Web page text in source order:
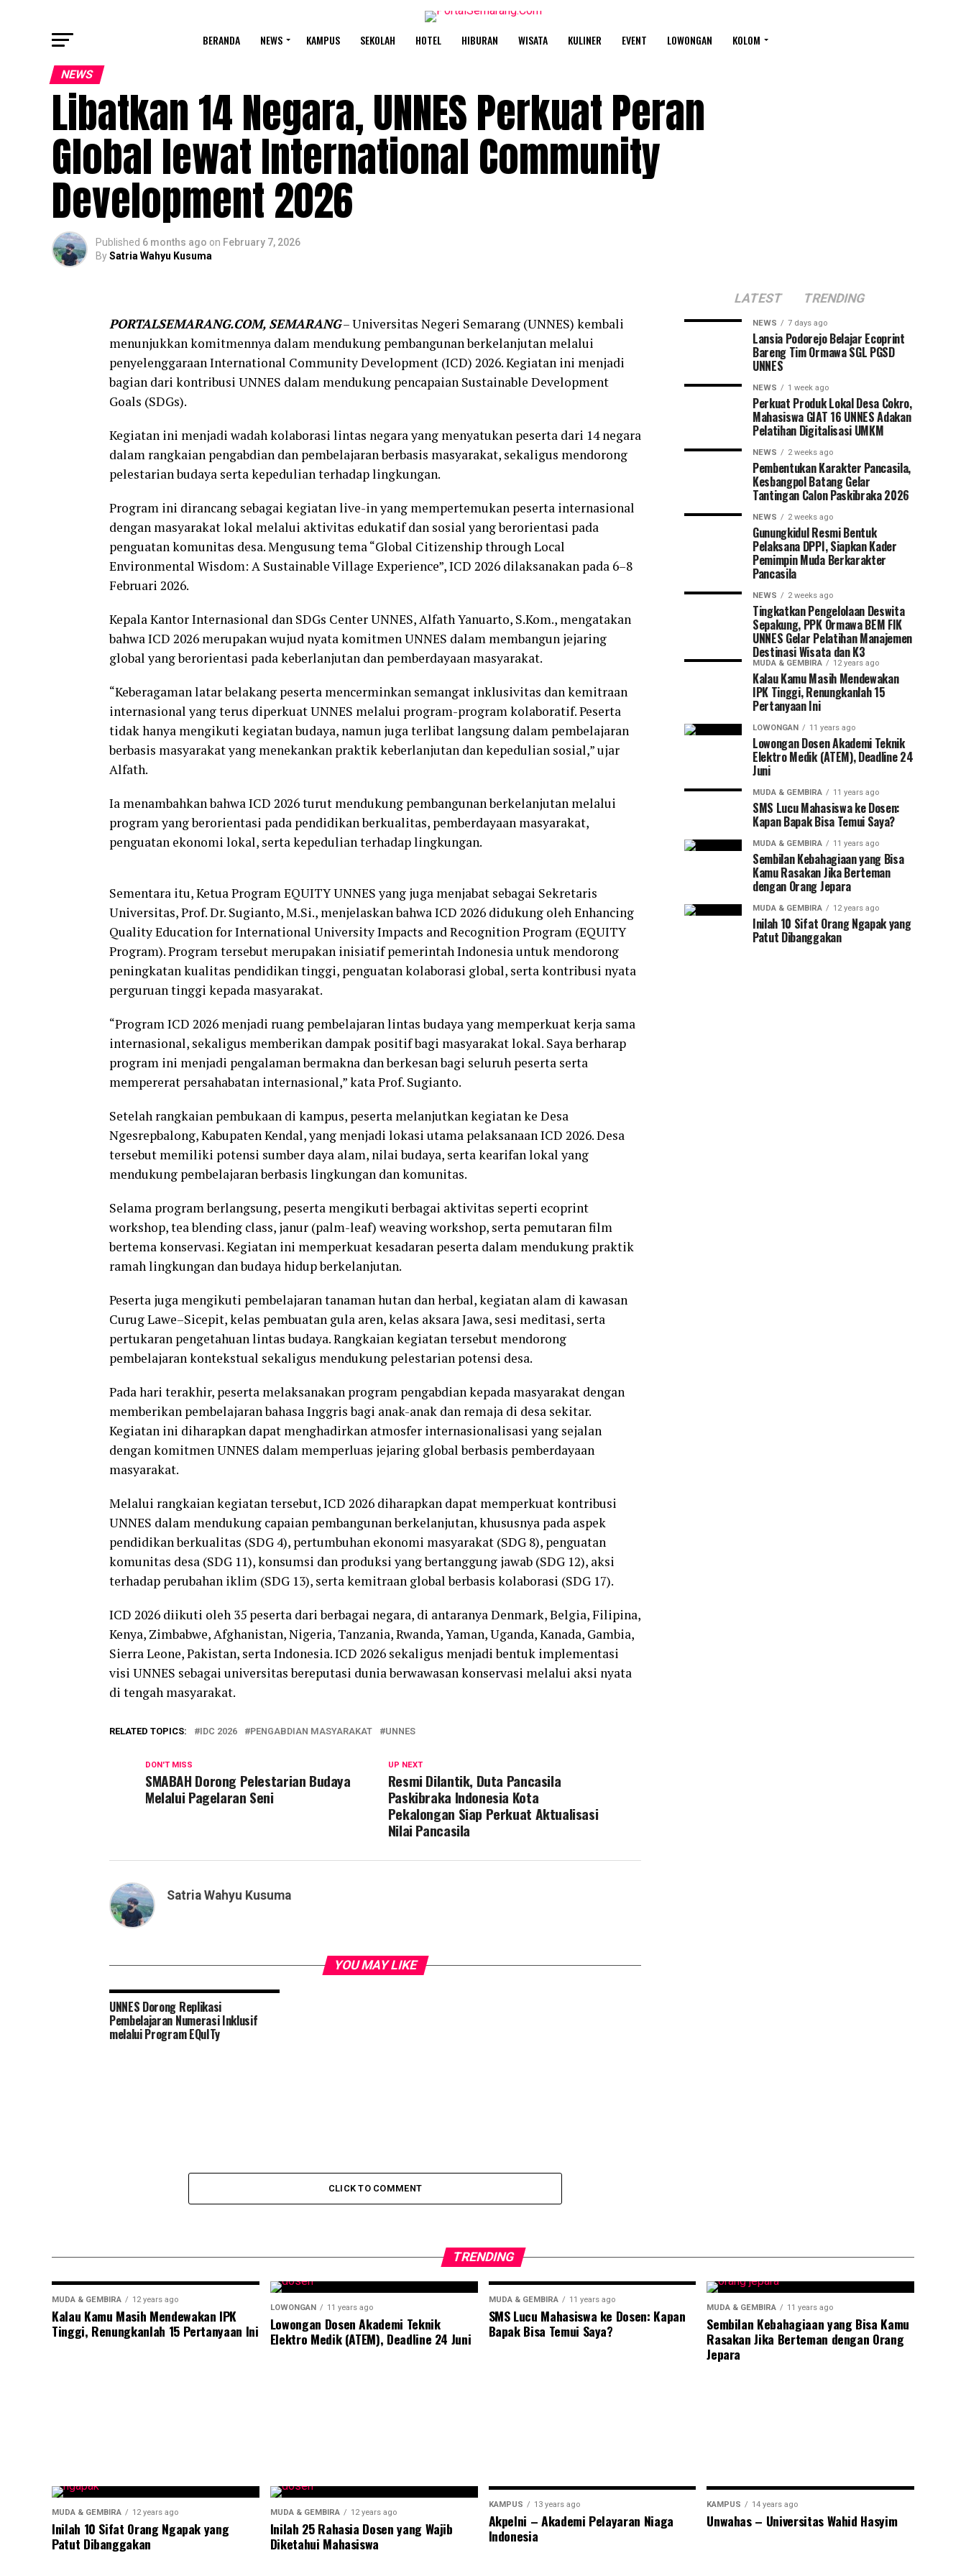
BERANDA NEWS KAMPUS SEKOLAH HOTEL HIBURAN WISATA KULINER EVENT LOWONGAN KOLOM
NEWS
Libatkan 14 Negara, UNNES Perkuat Peran
Global lewat International Community
Development 2026
Published 6 months ago on February 7, 2026
BySatria Wahyu Kusuma
PORTALSEMARANG.COM, SEMARANG– Universitas Negeri Semarang (UNNES) kembali
menunjukkan komitmennya dalam mendukung pembangunan berkelanjutan melalui
penyelenggaraan International Community Development (ICD) 2026. Kegiatan ini menjadi
bagian dari kontribusi UNNES dalam mendukung pencapaian Sustainable Development
Goals (SDGs).
Kegiatan ini menjadi wadah kolaborasi lintas negara yang menyatukan peserta dari 14 negara
dalam rangkaian pengabdian dan pembelajaran berbasis masyarakat, sekaligus mendorong
pelestarian budaya serta kepedulian terhadap lingkungan.
Program ini dirancang sebagai kegiatan live-in yang mempertemukan peserta internasional
dengan masyarakat lokal melalui aktivitas edukatif dan sosial yang berorientasi pada
penguatan komunitas desa. Mengusung tema “Global Citizenship through Local
Environmental Wisdom: A Sustainable Village Experience”, ICD 2026 dilaksanakan pada 6–8
Februari 2026.
Kepala Kantor Internasional dan SDGs Center UNNES, Alfath Yanuarto, S.Kom., mengatakan
bahwa ICD 2026 merupakan wujud nyata komitmen UNNES dalam membangun jejaring
global yang berorientasi pada keberlanjutan dan pemberdayaan masyarakat.
“Keberagaman latar belakang peserta mencerminkan semangat inklusivitas dan kemitraan
internasional yang terus diperkuat UNNES melalui program-program kolaboratif. Peserta
tidak hanya mengikuti kegiatan budaya, namun juga terlibat langsung dalam pembelajaran
berbasis masyarakat yang menekankan praktik keberlanjutan dan kepedulian sosial,” ujar
Alfath.
Ia menambahkan bahwa ICD 2026 turut mendukung pembangunan berkelanjutan melalui
program yang berorientasi pada pendidikan berkualitas, pemberdayaan masyarakat,
penguatan ekonomi lokal, serta kepedulian terhadap lingkungan.
Sementara itu, Ketua Program EQUITY UNNES yang juga menjabat sebagai Sekretaris
Universitas, Prof. Dr. Sugianto, M.Si., menjelaskan bahwa ICD 2026 didukung oleh Enhancing
Quality Education for International University Impacts and Recognition Program (EQUITY
Program). Program tersebut merupakan inisiatif pemerintah Indonesia untuk mendorong
peningkatan kualitas pendidikan tinggi, penguatan kolaborasi global, serta kontribusi nyata
perguruan tinggi kepada masyarakat.
“Program ICD 2026 menjadi ruang pembelajaran lintas budaya yang memperkuat kerja sama
internasional, sekaligus memberikan dampak positif bagi masyarakat lokal. Saya berharap
program ini menjadi pengalaman bermakna dan berkesan bagi seluruh peserta serta
mempererat persahabatan internasional,” kata Prof. Sugianto.
Setelah rangkaian pembukaan di kampus, peserta melanjutkan kegiatan ke Desa
Ngesrepbalong, Kabupaten Kendal, yang menjadi lokasi utama pelaksanaan ICD 2026. Desa
tersebut memiliki potensi sumber daya alam, nilai budaya, serta kearifan lokal yang
mendukung pembelajaran berbasis lingkungan dan komunitas.
Selama program berlangsung, peserta mengikuti berbagai aktivitas seperti ecoprint
workshop, tea blending class, janur (palm-leaf) weaving workshop, serta pemutaran film
bertema konservasi. Kegiatan ini memperkuat kesadaran peserta dalam mendukung praktik
ramah lingkungan dan budaya hidup berkelanjutan.
Peserta juga mengikuti pembelajaran tanaman hutan dan herbal, kegiatan alam di kawasan
Curug Lawe–Sicepit, kelas pembuatan gula aren, kelas aksara Jawa, sesi meditasi, serta
pertukaran pengetahuan lintas budaya. Rangkaian kegiatan tersebut mendorong
pembelajaran kontekstual sekaligus mendukung pelestarian potensi desa.
Pada hari terakhir, peserta melaksanakan program pengabdian kepada masyarakat dengan
memberikan pembelajaran bahasa Inggris bagi anak-anak dan remaja di desa sekitar.
Kegiatan ini diharapkan dapat menghadirkan atmosfer internasionalisasi yang sejalan
dengan komitmen UNNES dalam memperluas jejaring global berbasis pemberdayaan
masyarakat.
Melalui rangkaian kegiatan tersebut, ICD 2026 diharapkan dapat memperkuat kontribusi
UNNES dalam mendukung capaian pembangunan berkelanjutan, khususnya pada aspek
pendidikan berkualitas (SDG 4), pertumbuhan ekonomi masyarakat (SDG 8), penguatan
komunitas desa (SDG 11), konsumsi dan produksi yang bertanggung jawab (SDG 12), aksi
terhadap perubahan iklim (SDG 13), serta kemitraan global berbasis kolaborasi (SDG 17).
ICD 2026 diikuti oleh 35 peserta dari berbagai negara, di antaranya Denmark, Belgia, Filipina,
Kenya, Zimbabwe, Afghanistan, Nigeria, Tanzania, Rwanda, Yaman, Uganda, Kanada, Gambia,
Sierra Leone, Pakistan, serta Indonesia. ICD 2026 sekaligus menjadi bentuk implementasi
visi UNNES sebagai universitas bereputasi dunia berwawasan konservasi melalui aksi nyata
di tengah masyarakat.
RELATED TOPICS: IDC 2026 PENGABDIAN MASYARAKAT UNNES
UP NEXT
Resmi Dilantik, Duta Pancasila
Paskibraka Indonesia Kota
Pekalongan Siap Perkuat Aktualisasi
Nilai Pancasila
DON'T MISS
SMABAH Dorong Pelestarian Budaya
Melalui Pagelaran Seni
Satria Wahyu Kusuma
YOU MAY LIKE
UNNES Dorong Replikasi
Pembelajaran Numerasi Inklusif
melalui Program EQuITy
CLICK TO COMMENT
LATEST TRENDING
NEWS 7 days ago
Lansia Podorejo Belajar Ecoprint
Bareng Tim Ormawa SGL PGSD
UNNES
NEWS 1 week ago
Perkuat Produk Lokal Desa Cokro,
Mahasiswa GIAT 16 UNNES Adakan
Pelatihan Digitalisasi UMKM
NEWS 2 weeks ago
Pembentukan Karakter Pancasila,
Kesbangpol Batang Gelar
Tantingan Calon Paskibraka 2026
NEWS 2 weeks ago
Gunungkidul Resmi Bentuk
Pelaksana DPPI, Siapkan Kader
Pemimpin Muda Berkarakter
Pancasila
NEWS 2 weeks ago
Tingkatkan Pengelolaan Deswita
Sepakung, PPK Ormawa BEM FIK
UNNES Gelar Pelatihan Manajemen
Destinasi Wisata dan K3
MUDA & GEMBIRA 12 years ago
Kalau Kamu Masih Mendewakan
IPK Tinggi, Renungkanlah 15
Pertanyaan Ini
LOWONGAN 11 years ago
Lowongan Dosen Akademi Teknik
Elektro Medik (ATEM), Deadline 24
Juni
MUDA & GEMBIRA 11 years ago
SMS Lucu Mahasiswa ke Dosen:
Kapan Bapak Bisa Temui Saya?
MUDA & GEMBIRA 11 years ago
Sembilan Kebahagiaan yang Bisa
Kamu Rasakan Jika Berteman
dengan Orang Jepara
MUDA & GEMBIRA 12 years ago
Inilah 10 Sifat Orang Ngapak yang
Patut Dibanggakan
TRENDING
MUDA & GEMBIRA 12 years ago
Kalau Kamu Masih Mendewakan IPK
Tinggi, Renungkanlah 15 Pertanyaan Ini
LOWONGAN 11 years ago
Lowongan Dosen Akademi Teknik
Elektro Medik (ATEM), Deadline 24 Juni
MUDA & GEMBIRA 11 years ago
SMS Lucu Mahasiswa ke Dosen: Kapan
Bapak Bisa Temui Saya?
MUDA & GEMBIRA 11 years ago
Sembilan Kebahagiaan yang Bisa Kamu
Rasakan Jika Berteman dengan Orang
Jepara
MUDA & GEMBIRA 12 years ago
Inilah 10 Sifat Orang Ngapak yang
Patut Dibanggakan
MUDA & GEMBIRA 12 years ago
Inilah 25 Rahasia Dosen yang Wajib
Diketahui Mahasiswa
KAMPUS 13 years ago
Akpelni – Akademi Pelayaran Niaga
Indonesia
KAMPUS 14 years ago
Unwahas – Universitas Wahid Hasyim